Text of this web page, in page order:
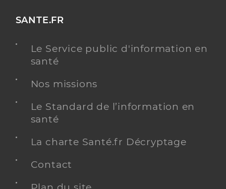
SANTE.FR
Le Service public d'information en
santé
Nos missions
Le Standard de l’information en
santé
La charte Santé.fr Décryptage
Contact